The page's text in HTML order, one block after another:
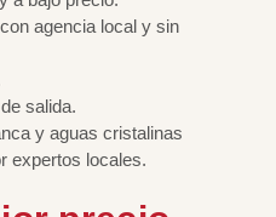
agencia local y sin
salida.
y aguas cristalinas
expertos locales.